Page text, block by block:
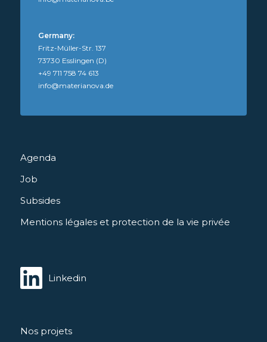
Nos projets
Agenda
Job
Subsides
Mentions légales et protection de la vie privée
Germany:
Fritz-Müller-Str. 137
73730 Esslingen (D)
+49 711 758 74 613
info@materianova.de
Linkedin